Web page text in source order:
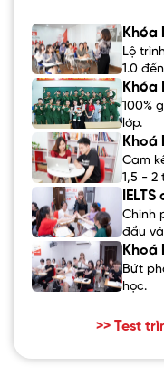
Khóa
Lộ
1.0 đến
Khóa
100%
lớp.
Khoá
Cam
1,5 - 2
Chinh
đầu
Khoá
Bứt
học.
>> Test